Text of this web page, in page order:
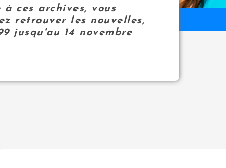
à ces archives, vous
retrouver les nouvelles,
jusqu'au 14 novembre